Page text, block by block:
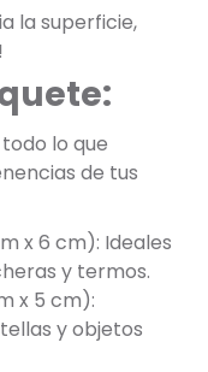
la superficie,
lo que
de tus
x 6 cm): Ideales
y termos.
x 5 cm):
y objetos